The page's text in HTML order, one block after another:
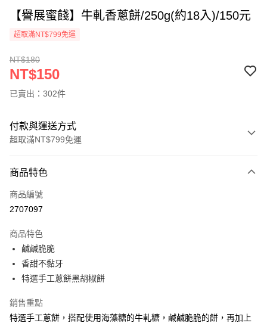
【譽展蜜餞】牛軋香蔥餅/250g(約18入)/150元
超取滿NT$799免運
NT$180
NT$150
已賣出：302件
付款與運送方式
超取滿NT$799免運
信用卡一次付款
超商取貨付款
Apple Pay
街口支付
Google Pay
商品特色
商品編號
2707097
商品特色
鹹鹹脆脆
香甜不黏牙
特選手工蔥餅黑胡椒餅
銷售重點
特選手工蔥餅，搭配使用海藻糖的牛軋糖，鹹鹹脆脆的餅，再加上